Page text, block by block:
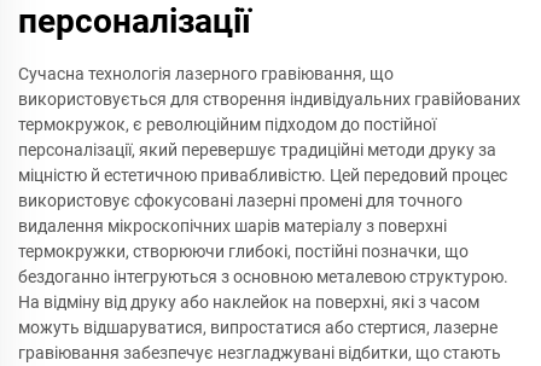
персоналізації
Сучасна технологія лазерного гравіювання, що
використовується для створення індивідуальних гравійованих
термокружок, є революційним підходом до постійної
персоналізації, який перевершує традиційні методи друку за
міцністю й естетичною привабливістю. Цей передовий процес
використовує сфокусовані лазерні промені для точного
видалення мікроскопічних шарів матеріалу з поверхні
термокружки, створюючи глибокі, постійні позначки, що
бездоганно інтегруються з основною металевою структурою.
На відміну від друку або наклейок на поверхні, які з часом
можуть відшаруватися, випростатися або стертися, лазерне
гравіювання забезпечує незгладжувані відбитки, що стають